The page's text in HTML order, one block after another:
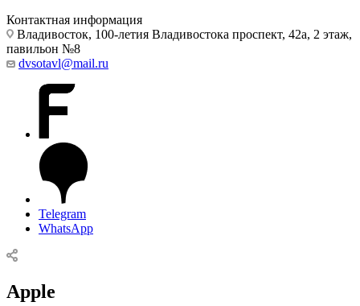
Контактная информация
Владивосток, 100-летия Владивостока проспект, 42а, 2 этаж,
павильон №8
dvsotavl@mail.ru
Telegram
WhatsApp
Apple